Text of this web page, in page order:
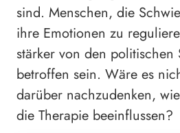
sind. Menschen, die
ihre Emotionen zu
stärker von den politischen
betroffen sein. Wäre es
darüber nachzudenken,
die Therapie beeinflussen?